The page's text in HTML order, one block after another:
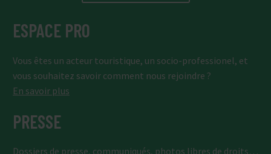
ESPACE PRO
Vous êtes un acteur touristique, un socio-professionel, et
vous souhaitez savoir comment nous rejoindre ?
En savoir plus
PRESSE
Dossiers de presse, communiqués, photos libres de droits…